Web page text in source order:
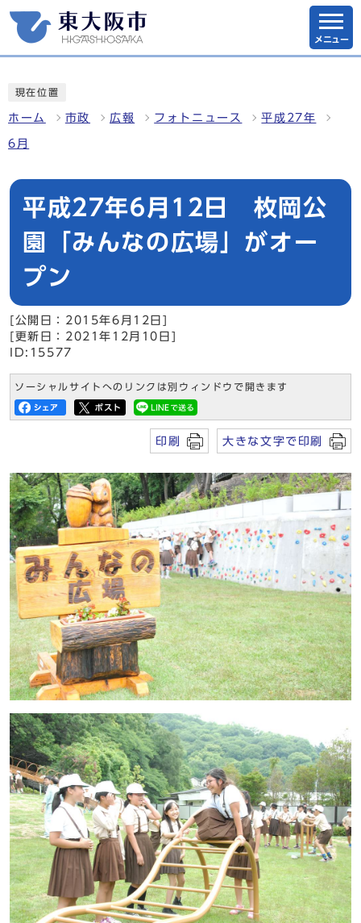
メニュー
現在位置
ホーム 市政 広報 フォトニュース 平成27年
6月
平成27年6月12日 枚岡公
園「みんなの広場」がオー
プン
[公開日：2015年6月12日]
[更新日：2021年12月10日]
ID:15577
ソーシャルサイトへのリンクは別ウィンドウで開きます
印刷 大きな文字で印刷